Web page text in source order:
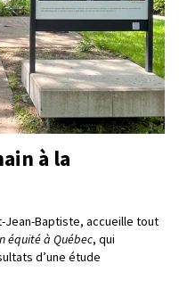
à la
Jean-Baptiste, accueille tout
équité à Québec, qui
d’une étude